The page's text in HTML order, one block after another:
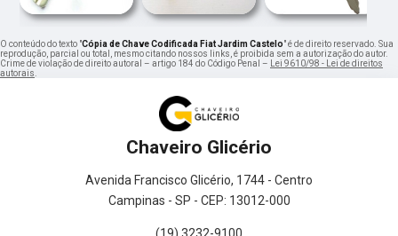
O conteúdo do texto "Cópia de Chave Codificada Fiat Jardim Castelo" é de direito reservado. Sua
reprodução, parcial ou total, mesmo citando nossos links, é proibida sem a autorização do autor.
Crime de violação de direito autoral – artigo 184 do Código Penal –
Lei 9610/98 - Lei de direitos
autorais
Chaveiro Glicério
Avenida Francisco Glicério, 1744 - Centro
Campinas - SP - CEP: 13012-000
(19) 3232-9100